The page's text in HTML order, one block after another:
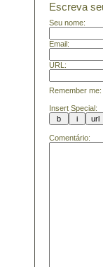
Escreva
Seu nome:
Email:
URL:
Remember me:
Insert Special:
Comentário: